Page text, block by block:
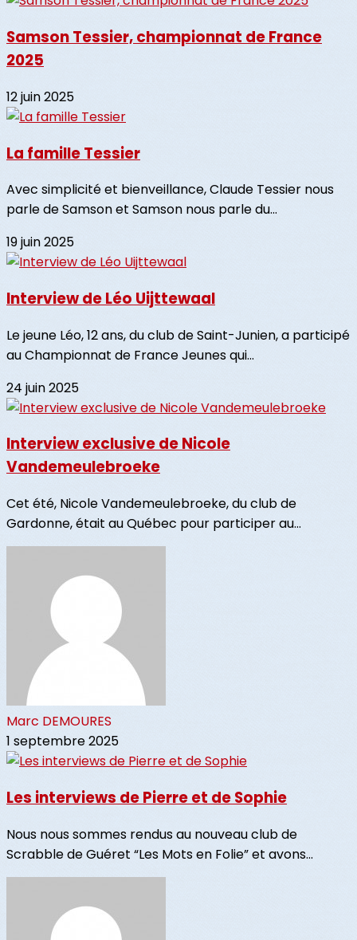
Samson Tessier, championnat de France
2025
12 juin 2025
La famille Tessier
Avec simplicité et bienveillance, Claude Tessier nous
parle de Samson et Samson nous parle du...
19 juin 2025
Interview de Léo Uijttewaal
Le jeune Léo, 12 ans, du club de Saint-Junien, a participé
au Championnat de France Jeunes qui...
24 juin 2025
Interview exclusive de Nicole
Vandemeulebroeke
Cet été, Nicole Vandemeulebroeke, du club de
Gardonne, était au Québec pour participer au...
Marc DEMOURES
1 septembre 2025
Les interviews de Pierre et de Sophie
Nous nous sommes rendus au nouveau club de
Scrabble de Guéret “Les Mots en Folie” et avons...